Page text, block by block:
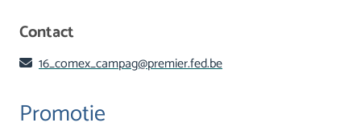
Contact
16_comex_campag@premier.fed.be
Promotie